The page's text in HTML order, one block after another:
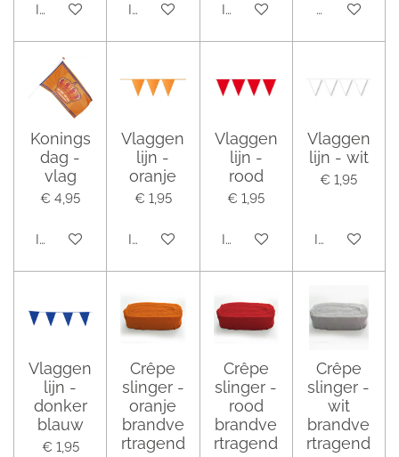
In winkelwagenIn winkelwagen In winkelwagenHoud mij op
Konings
dag -
vlag
€ 4,95
In winkelwagen
Vlaggen
lijn -
oranje
€ 1,95
In winkelwagen
Vlaggen
lijn -
rood
€ 1,95
In winkelwagen
Vlaggen
lijn - wit
€ 1,95
In
Vlaggen
lijn -
donker
blauw
€ 1,95
Crêpe
slinger -
oranje
brandve
rtragend
Crêpe
slinger -
rood
brandve
rtragend
Crêpe
slinger -
wit
brandve
rtragend